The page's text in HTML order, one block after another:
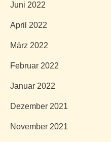
Juni 2022
April 2022
März 2022
Februar 2022
Januar 2022
Dezember 2021
November 2021